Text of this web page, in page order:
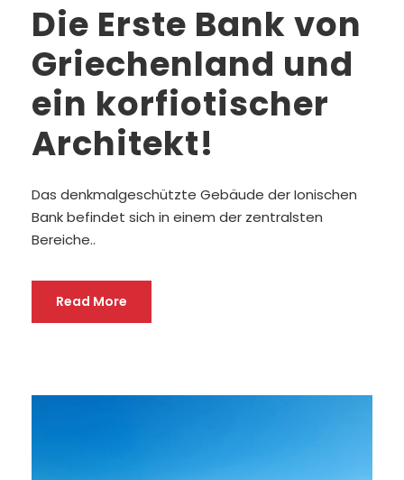
Die Erste Bank von
Griechenland und
ein korfiotischer
Architekt!
Das denkmalgeschützte Gebäude der Ionischen
Bank befindet sich in einem der zentralsten
Bereiche..
Read More